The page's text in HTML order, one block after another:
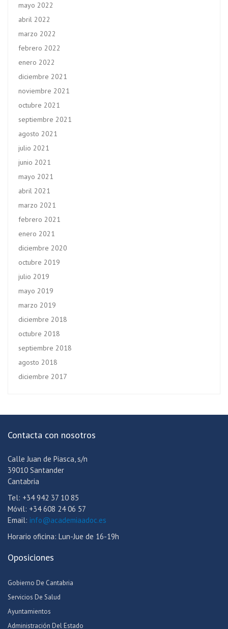
mayo 2022
abril 2022
marzo 2022
febrero 2022
enero 2022
diciembre 2021
noviembre 2021
octubre 2021
septiembre 2021
agosto 2021
julio 2021
junio 2021
mayo 2021
abril 2021
marzo 2021
febrero 2021
enero 2021
diciembre 2020
octubre 2019
julio 2019
mayo 2019
marzo 2019
diciembre 2018
octubre 2018
septiembre 2018
agosto 2018
diciembre 2017
Contacta con nosotros
Calle Juan de Piasca, s/n
39010 Santander
Cantabria
Tel: +34 942 37 10 85
Móvil: +34 608 24 06 57
Email: info@academiaadoc.es
Horario oficina: Lun-Jue de 16-19h
Oposiciones
Gobierno De Cantabria
Servicios De Salud
Ayuntamientos
Administración Del Estado